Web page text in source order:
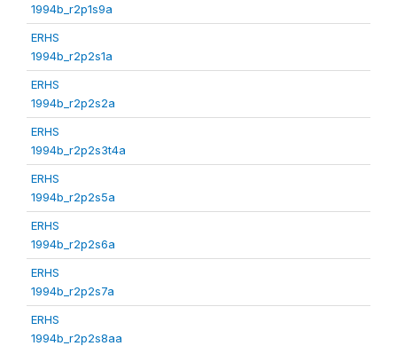
1994b_r2p1s9a
ERHS
1994b_r2p2s1a
ERHS
1994b_r2p2s2a
ERHS
1994b_r2p2s3t4a
ERHS
1994b_r2p2s5a
ERHS
1994b_r2p2s6a
ERHS
1994b_r2p2s7a
ERHS
1994b_r2p2s8aa